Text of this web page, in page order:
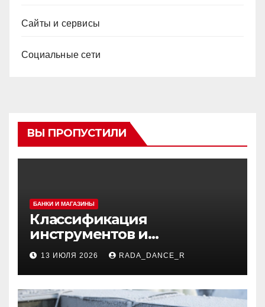
Сайты и сервисы
Социальные сети
ВЫ ПРОПУСТИЛИ
БАНКИ И МАГАЗИНЫ
Классификация
инструментов и
аксессуаров для маникюра
и педикюра
13 ИЮЛЯ 2026 RADA_DANCE_R